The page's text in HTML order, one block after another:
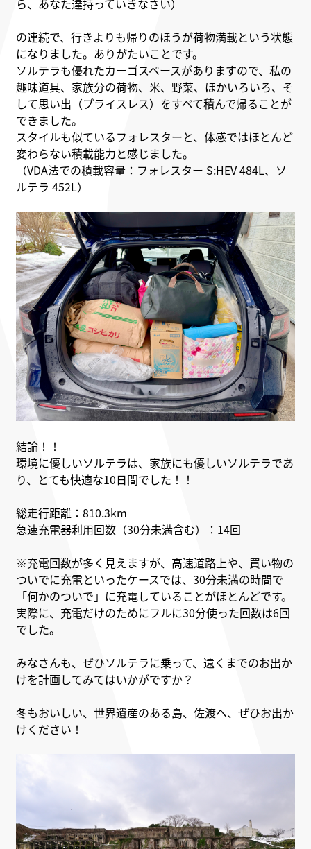
ら、あなた達持っていきなさい）
の連続で、行きよりも帰りのほうが荷物満載という状態
になりました。ありがたいことです。
ソルテラも優れたカーゴスペースがありますので、私の
趣味道具、家族分の荷物、米、野菜、ほかいろいろ、そ
して思い出（プライスレス）をすべて積んで帰ることが
できました。
スタイルも似ているフォレスターと、体感ではほとんど
変わらない積載能力と感じました。
（VDA法での積載容量：フォレスター S:HEV 484L、ソ
ルテラ 452L）
結論！！
環境に優しいソルテラは、家族にも優しいソルテラであ
り、とても快適な10日間でした！！
総走行距離：810.3km
急速充電器利用回数（30分未満含む）：14回
※充電回数が多く見えますが、高速道路上や、買い物の
ついでに充電といったケースでは、30分未満の時間で
「何かのついで」に充電していることがほとんどです。
実際に、充電だけのためにフルに30分使った回数は6回
でした。
みなさんも、ぜひソルテラに乗って、遠くまでのお出か
けを計画してみてはいかがですか？
冬もおいしい、世界遺産のある島、佐渡へ、ぜひお出か
けください！